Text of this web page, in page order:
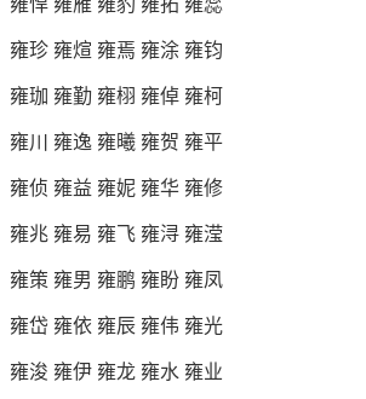
雍悍 雍雁 雍豹 雍拓 雍蕊
雍珍 雍煊 雍焉 雍涂 雍钧
雍珈 雍勤 雍栩 雍倬 雍柯
雍川 雍逸 雍曦 雍贺 雍平
雍侦 雍益 雍妮 雍华 雍修
雍兆 雍易 雍飞 雍浔 雍滢
雍策 雍男 雍鹏 雍盼 雍凤
雍岱 雍依 雍辰 雍伟 雍光
雍浚 雍伊 雍龙 雍水 雍业